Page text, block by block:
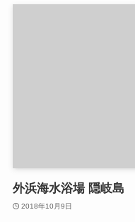
外浜海水浴場 隠岐島
2018年10月9日